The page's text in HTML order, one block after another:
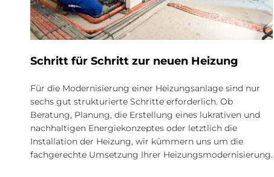
Schritt für Schritt zur neuen Heizung
Für die Modernisierung einer Heizungsanlage sind nur
sechs gut strukturierte Schritte erforderlich. Ob
Beratung, Planung, die Erstellung eines lukrativen und
nachhaltigen Energiekonzeptes oder letztlich die
Installation der Heizung, wir kümmern uns um die
fachgerechte Umsetzung Ihrer Heizungsmodernisierung.